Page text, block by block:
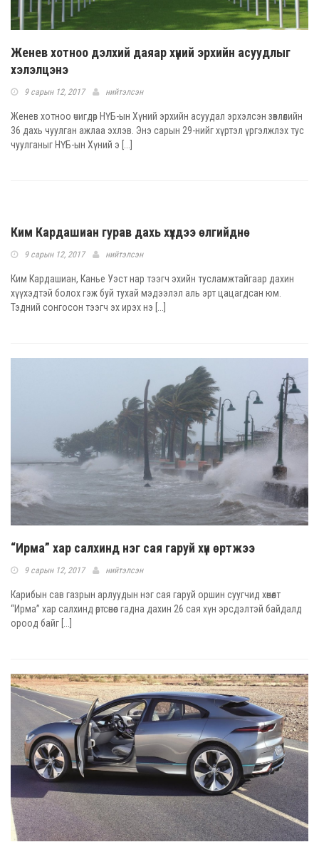
Женев хотноо дэлхий даяар хүний эрхийн асуудлыг
хэлэлцэнэ
9 сарын 12, 2017 нийтэлсэн
Женев хотноо өчигдөр НҮБ-ын Хүний эрхийн асуудал эрхэлсэн зөвлөлийн
36 дахь чуулган ажлаа эхлэв. Энэ сарын 29-нийг хүртэл үргэлжлэх тус
чуулганыг НҮБ-ын Хүний э [...]
Ким Кардашиан гурав дахь хүүхдээ өлгийднө
9 сарын 12, 2017 нийтэлсэн
Ким Кардашиан, Канье Уэст нар тээгч эхийн тусламжтайгаар дахин
хүүхэдтэй болох гэж буй тухай мэдээлэл аль эрт цацагдсан юм.
Тэдний сонгосон тээгч эх ирэх нэ [...]
“Ирма” хар салхинд нэг сая гаруй хүн өртжээ
9 сарын 12, 2017 нийтэлсэн
Карибын сав газрын арлуудын нэг сая гаруй оршин суугчид хөнөөлт
“Ирма” хар салхинд өртсөнөөс гадна дахин 26 сая хүн эрсдэлтэй байдалд
ороод байг [...]